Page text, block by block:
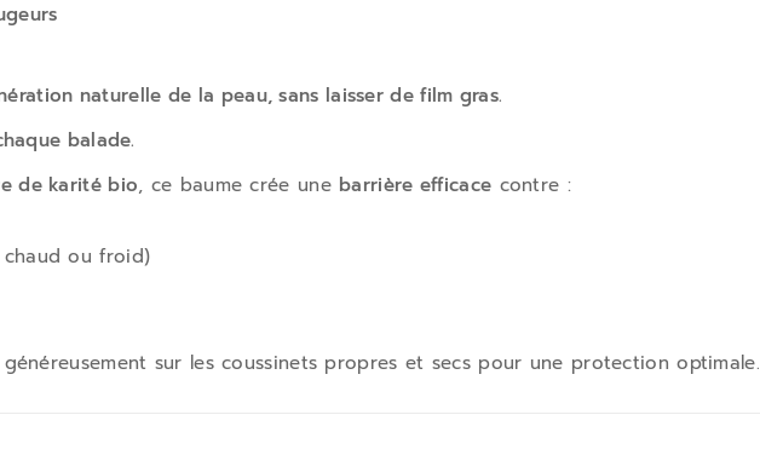
naturelle de la peau, sans laisser de film gras.
balade.
de karité bio, ce baume crée une barrière efficace contre :
chaud ou froid)
sur les coussinets propres et secs pour une protection optimale.